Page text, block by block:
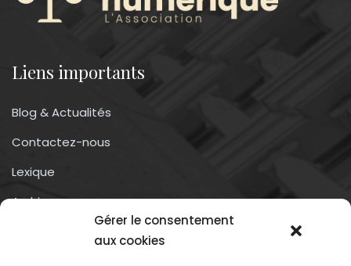
Gérer le consentement
aux cookies
Liens importants
Blog & Actualités
Contactez-nous
Lexique
Archives
Conditions générales d’utilisation